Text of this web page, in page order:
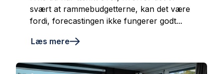
svært at rammebudgetterne, kan det være
fordi, forecastingen ikke fungerer godt...
Læs mere